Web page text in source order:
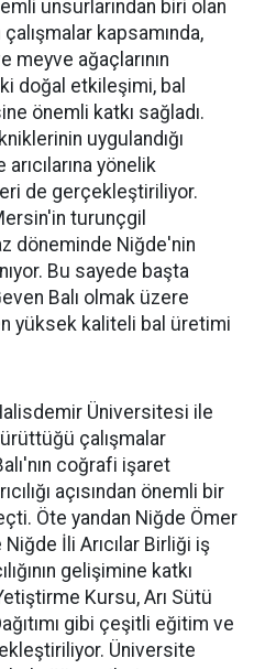
unsurlarından biri olan
kapsamında,
meyve ağaçlarının
doğal etkileşimi, bal
önemli katkı sağladı.
uygulandığı
yönelik
de gerçekleştiriliyor.
turunçgil
döneminde Niğde'nin
Bu sayede başta
Balı olmak üzere
yüksek kaliteli bal üretimi
Üniversitesi ile
çalışmalar
coğrafi işaret
açısından önemli bir
Öte yandan Niğde Ömer
İli Arıcılar Birliği iş
gelişimine katkı
Kursu, Arı Sütü
gibi çeşitli eğitim ve
Üniversite